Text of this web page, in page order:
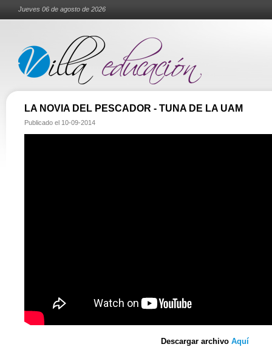
Jueves 06 de agosto de 2026
LA NOVIA DEL PESCADOR - TUNA DE LA UAM
Publicado el 10-09-2014
Descargar archivo Aquí